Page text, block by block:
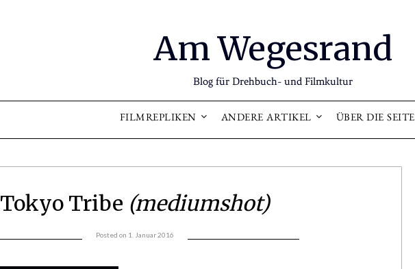
Am Wegesrand
Blog für Drehbuch- und Filmkultur
FILMREPLIKEN ANDERE ARTIKEL ÜBER DIE SEITE
Tokyo Tribe (mediumshot)
Posted on 1. Januar 2016